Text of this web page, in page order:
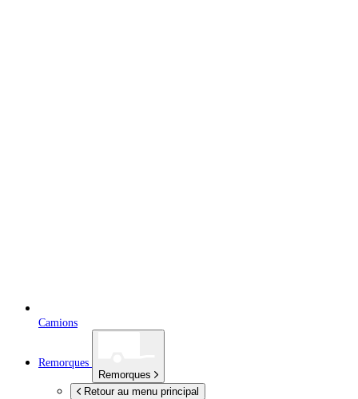
Camions
Remorques
Remorques
Retour au menu principal